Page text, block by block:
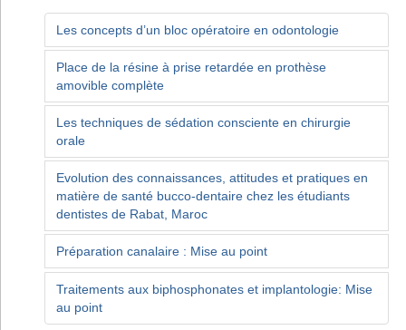
Les concepts d’un bloc opératoire en odontologie
Place de la résine à prise retardée en prothèse
amovible complète
Les techniques de sédation consciente en chirurgie
orale
Evolution des connaissances, attitudes et pratiques en
matière de santé bucco-dentaire chez les étudiants
dentistes de Rabat, Maroc
Préparation canalaire : Mise au point
Traitements aux biphosphonates et implantologie: Mise
au point